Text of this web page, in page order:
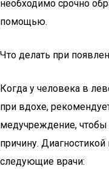
необходимо срочно
помощью.
Что делать при
Когда у человека в
при вдохе,
медучреждение, чтобы
причину.
следующие врачи: